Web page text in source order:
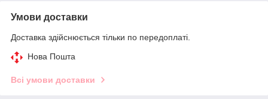
Умови доставки
Доставка здійснюється тільки по передоплаті.
Нова Пошта
Всі умови доставки